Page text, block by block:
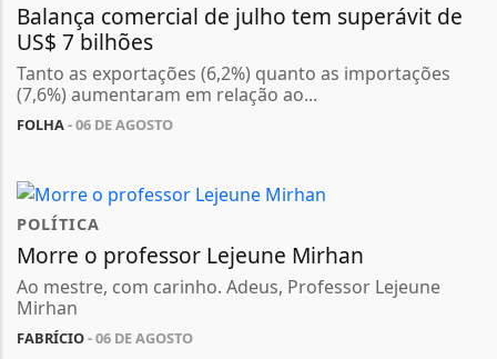
Balança comercial de julho tem superávit de
US$ 7 bilhões
Tanto as exportações (6,2%) quanto as importações
(7,6%) aumentaram em relação ao...
FOLHA- 06 DE AGOSTO
POLÍTICA
Morre o professor Lejeune Mirhan
Ao mestre, com carinho. Adeus, Professor Lejeune
Mirhan
FABRÍCIO- 06 DE AGOSTO